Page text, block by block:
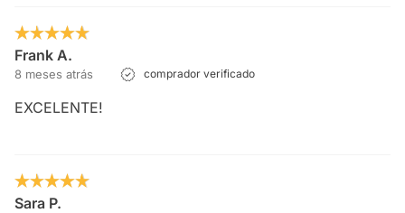
Frank A.
8 meses atrás comprador verificado
EXCELENTE!
Sara P.